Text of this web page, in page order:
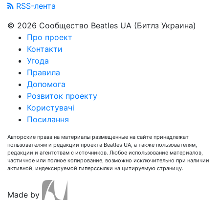
RSS-лента
© 2026 Сообщество Beatles UA (Битлз Украина)
Про проект
Контакти
Угода
Правила
Допомога
Розвиток проекту
Користувачі
Посилання
Авторские права на материалы размещенные на сайте принадлежат
пользователям и редакции проекта Beatles UA, а также пользователям,
редакции и агентствам с источников. Любое использование материалов,
частичное или полное копирование, возможно исключительно при наличии
активной, индексируемой гиперссылки на цитируемую страницу.
Made by